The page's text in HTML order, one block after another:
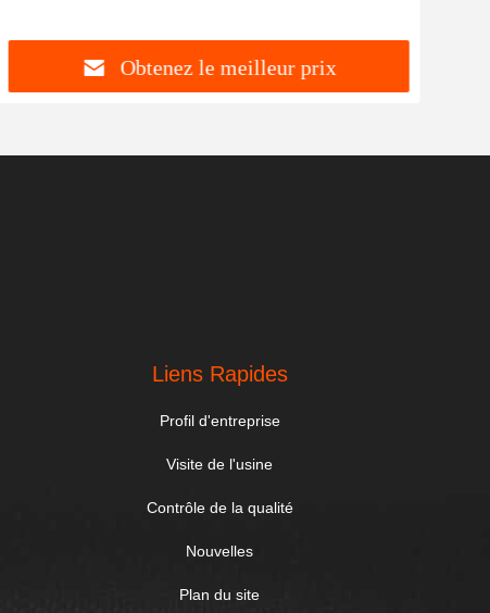
Obtenez le meilleur prix
Liens Rapides
Profil d'entreprise
Visite de l'usine
Contrôle de la qualité
Nouvelles
Plan du site